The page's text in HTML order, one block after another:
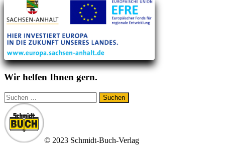
Wir helfen Ihnen gern.
Suchen
nach:
© 2023 Schmidt-Buch-Verlag